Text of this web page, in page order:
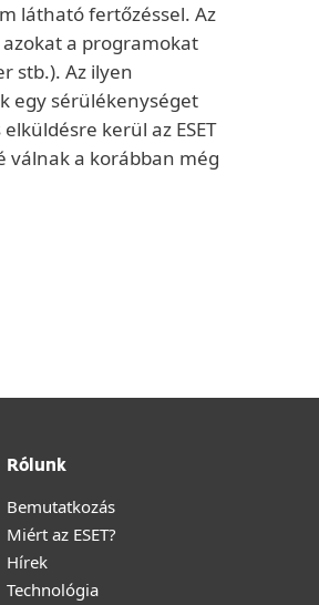
látható fertőzéssel. Az
a programokat
stb.). Az ilyen
egy sérülékenységet
kerül az ESET
válnak a korábban még
Rólunk
Bemutatkozás
Miért az ESET?
Hírek
Technológia